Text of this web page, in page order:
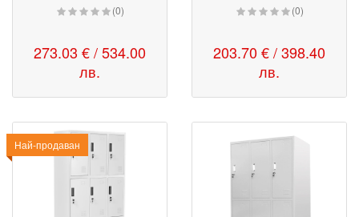
(0)
273.03 € / 534.00
лв.
(0)
203.70 € / 398.40
лв.
Най-продаван